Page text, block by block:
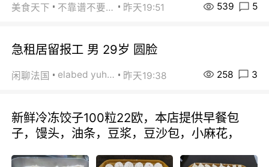
美食天下 不靠谱不要联系 昨天19:51 539 5
急租居留报工 男 29岁 圆脸
闲聊法国 elabed yuhua 昨天19:38 258 3
新鲜冷冻饺子100粒22欧，本店提供早餐包
子，馒头，油条，豆浆，豆沙包，小麻花，